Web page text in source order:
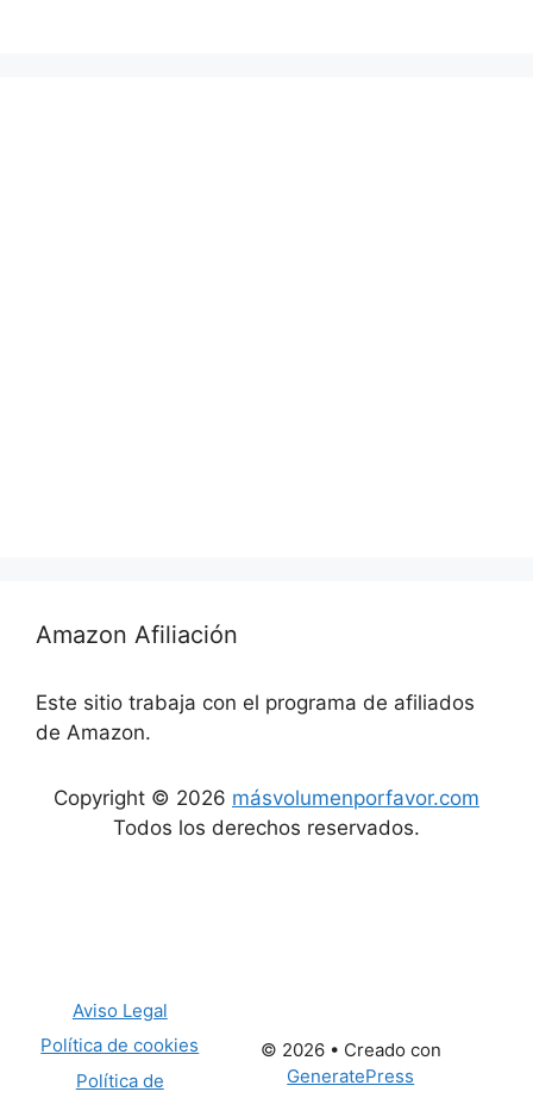
Amazon Afiliación
Este sitio trabaja con el programa de afiliados
de Amazon.
Copyright © 2026 másvolumenporfavor.com
Todos los derechos reservados.
Aviso Legal
Política de cookies
Política de
© 2026 • Creado con
GeneratePress